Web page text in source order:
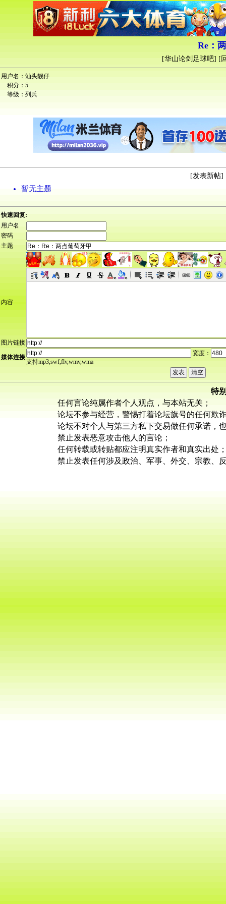
Re：
[华山论剑足球吧] [
用户名： 汕头靓仔
积分： 5
等级： 列兵
[发表新帖]
暂无主题
快速回复:
用户名
密码
主题
内容
图片链接
媒体连接
宽度：
支持mp3,swf,flv,wmv,wma
特
任何言论纯属作者个人观点，与本站无关；
论坛不参与经营，警惕打着论坛旗号的任何欺
论坛不对个人与第三方私下交易做任何承诺，
禁止发表恶意攻击他人的言论；
任何转载或转贴都应注明真实作者和真实出处
禁止发表任何涉及政治、军事、外交、宗教、